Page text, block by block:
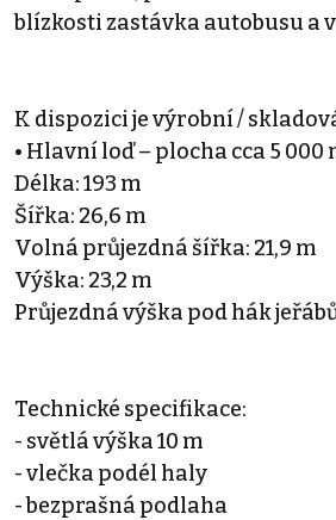
blízkosti zastávka autobusu a
K dispozici je výrobní /
• Hlavní loď – plocha cca 5 000
Délka: 193 m
Šířka: 26,6 m
Volná průjezdná šířka: 21,9 m
Výška: 23,2 m
Průjezdná výška pod hák
Technické specifikace:
- světlá výška 10 m
- vlečka podél haly
- bezprašná podlaha